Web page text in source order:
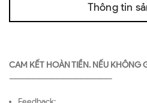
Thông tin
CAM KẾT HOÀN TIỀN. NẾU KHÔNG
—————————————————